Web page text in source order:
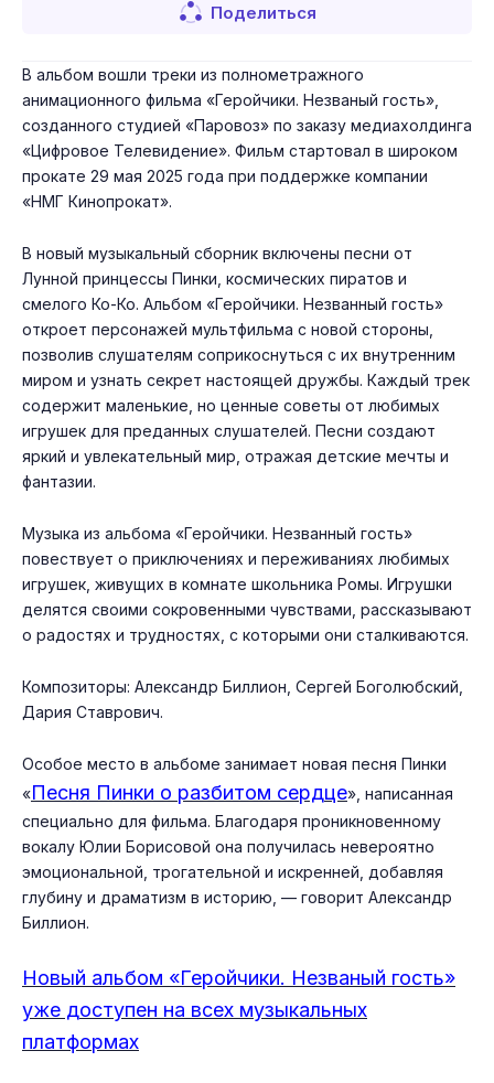
Поделиться
В альбом вошли треки из полнометражного
анимационного фильма «Геройчики. Незваный гость»,
созданного студией «Паровоз» по заказу медиахолдинга
«Цифровое Телевидение». Фильм стартовал в широком
прокате 29 мая 2025 года при поддержке компании
«НМГ Кинопрокат».
В новый музыкальный сборник включены песни от
Лунной принцессы Пинки, космических пиратов и
смелого Ко-Ко. Альбом «Геройчики. Незванный гость»
откроет персонажей мультфильма с новой стороны,
позволив слушателям соприкоснуться с их внутренним
миром и узнать секрет настоящей дружбы. Каждый трек
содержит маленькие, но ценные советы от любимых
игрушек для преданных слушателей. Песни создают
яркий и увлекательный мир, отражая детские мечты и
фантазии.
Музыка из альбома «Геройчики. Незванный гость»
повествует о приключениях и переживаниях любимых
игрушек, живущих в комнате школьника Ромы. Игрушки
делятся своими сокровенными чувствами, рассказывают
о радостях и трудностях, с которыми они сталкиваются.
Композиторы: Александр Биллион, Сергей Боголюбский,
Дария Ставрович.
Особое место в альбоме занимает новая песня Пинки
«Песня Пинки о разбитом сердце», написанная
специально для фильма. Благодаря проникновенному
вокалу Юлии Борисовой она получилась невероятно
эмоциональной, трогательной и искренней, добавляя
глубину и драматизм в историю, — говорит Александр
Биллион.
Новый альбом «Геройчики. Незваный гость»
уже доступен на всех музыкальных
платформах